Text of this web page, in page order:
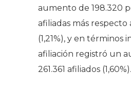
aumento de 198.320
afiliadas más
(1,21%), y en términos
afiliación registró un
261.361 afiliados (1,60%).